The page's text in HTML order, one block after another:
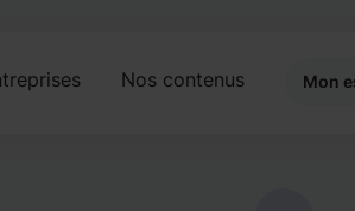
Nos contenus Mon